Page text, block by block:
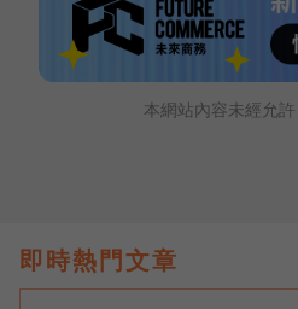
本網站內容未經允許
即時熱門文章